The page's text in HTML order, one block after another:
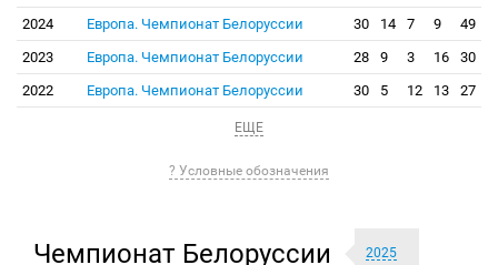
2024
Европа. Чемпионат Белоруссии 30 14 7 9
49
2023
Европа. Чемпионат Белоруссии 28 9 3 16
30
2022
Европа. Чемпионат Белоруссии 30 5 12 13 27
ЕЩЕ
? Условные обозначения
Чемпионат Белоруссии 2025